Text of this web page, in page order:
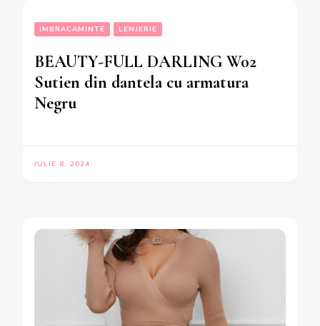
IMBRACAMINTE LENJERIE
BEAUTY-FULL DARLING W02
Sutien din dantela cu armatura
Negru
IULIE 8, 2024